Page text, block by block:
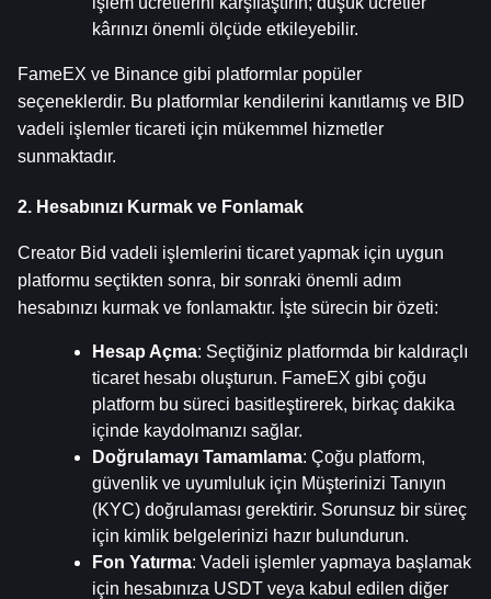
kârınızı önemli ölçüde etkileyebilir.
FameEX ve Binance gibi platformlar popüler
seçeneklerdir. Bu platformlar kendilerini kanıtlamış ve BID
vadeli işlemler ticareti için mükemmel hizmetler
sunmaktadır.
2. Hesabınızı Kurmak ve Fonlamak
Creator Bid vadeli işlemlerini ticaret yapmak için uygun
platformu seçtikten sonra, bir sonraki önemli adım
hesabınızı kurmak ve fonlamaktır. İşte sürecin bir özeti:
Hesap Açma: Seçtiğiniz platformda bir kaldıraçlı
ticaret hesabı oluşturun. FameEX gibi çoğu
platform bu süreci basitleştirerek, birkaç dakika
içinde kaydolmanızı sağlar.
Doğrulamayı Tamamlama: Çoğu platform,
güvenlik ve uyumluluk için Müşterinizi Tanıyın
(KYC) doğrulaması gerektirir. Sorunsuz bir süreç
için kimlik belgelerinizi hazır bulundurun.
Fon Yatırma: Vadeli işlemler yapmaya başlamak
için hesabınıza USDT veya kabul edilen diğer